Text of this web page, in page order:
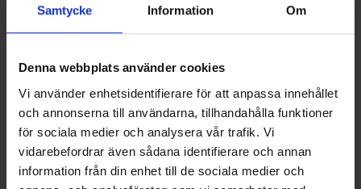
Samtycke Information Om
Denna webbplats använder cookies
Vi använder enhetsidentifierare för att anpassa innehållet
och annonserna till användarna, tillhandahålla funktioner
för sociala medier och analysera vår trafik. Vi
vidarebefordrar även sådana identifierare och annan
information från din enhet till de sociala medier och
Markdrag) - Holographic FT
Pris
Markdrag) - Holographic
Pris